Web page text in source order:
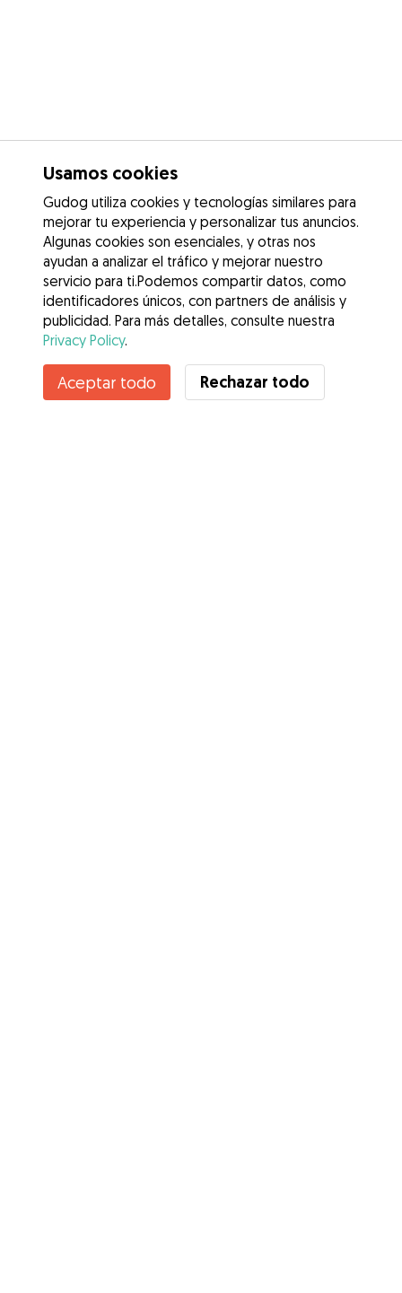
¿Conoces los Beneficios de Gudog? Ver más
Usamos cookies
Gudog utiliza cookies y tecnologías similares para
mejorar tu experiencia y personalizar tus anuncios.
Algunas cookies son esenciales, y otras nos
ayudan a analizar el tráfico y mejorar nuestro
servicio para ti.Podemos compartir datos, como
identificadores únicos, con partners de análisis y
publicidad. Para más detalles, consulte nuestra
Privacy Policy.
Aceptar todo Rechazar todo